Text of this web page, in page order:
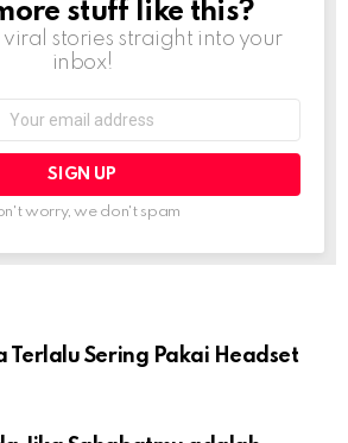
stuff like this?
viral stories straight into your
inbox!
worry, we don't spam
Terlalu Sering Pakai Headset